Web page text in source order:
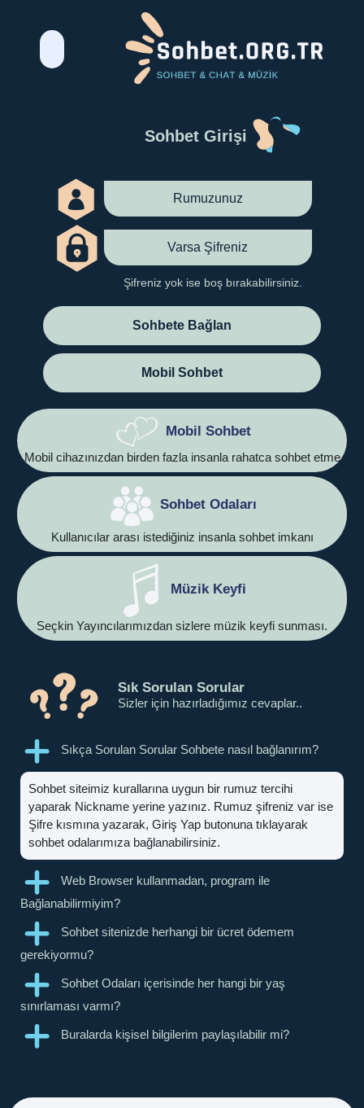
Sohbet Girişi
Şifreniz yok ise boş bırakabilirsiniz.
Sohbete Bağlan
Mobil Sohbet
Mobil Sohbet
Mobil cihazınızdan birden fazla insanla rahatca sohbet etme
Sohbet Odaları
Kullanıcılar arası istediğiniz insanla sohbet imkanı
Müzik Keyfi
Seçkin Yayıncılarımızdan sizlere müzik keyfi sunması.
Sık Sorulan Sorular
Sizler için hazırladığımız cevaplar..
Sıkça Sorulan Sorular Sohbete nasıl bağlanırım?
Sohbet siteimiz kurallarına uygun bir rumuz tercihi
yaparak Nickname yerine yazınız. Rumuz şifreniz var ise
Şifre kısmına yazarak, Giriş Yap butonuna tıklayarak
sohbet odalarımıza bağlanabilirsiniz.
Web Browser kullanmadan, program ile
Bağlanabilirmiyim?
Sohbet sitenizde herhangi bir ücret ödemem
gerekiyormu?
Sohbet Odaları içerisinde her hangi bir yaş
sınırlaması varmı?
Buralarda kişisel bilgilerim paylaşılabilir mi?